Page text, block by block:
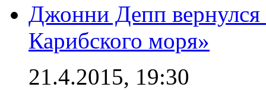
Джонни Депп
Карибского моря»
21.4.2015, 19:30